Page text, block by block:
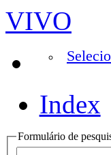
VIVO
Index
Formulário de